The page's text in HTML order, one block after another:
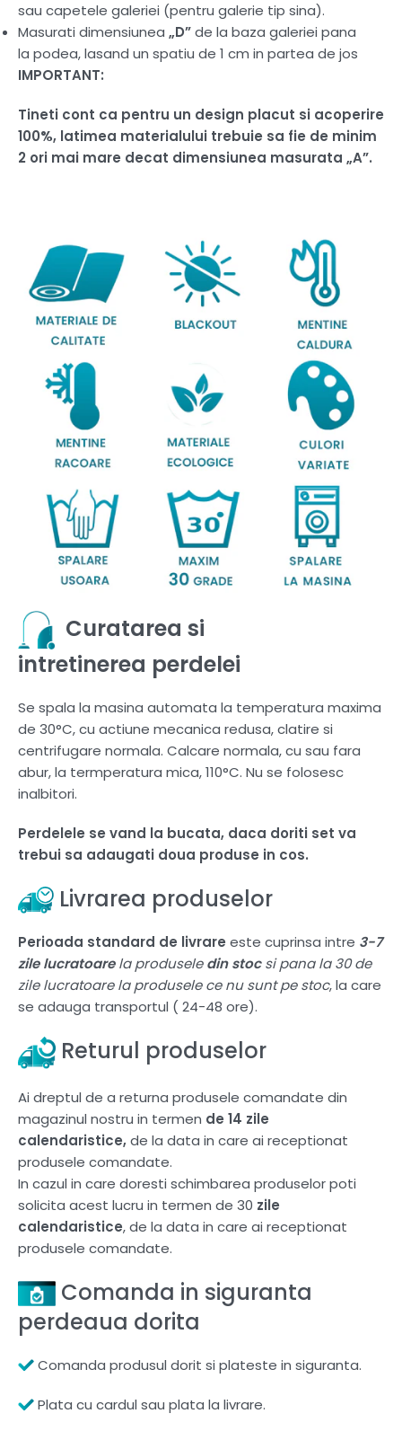
sau capetele galeriei (pentru galerie tip sina).
Masurati dimensiunea „D”de la baza galeriei pana
la podea, lasand un spatiu de 1 cm in partea de jos
IMPORTANT:
Tineti cont ca pentru un design placut si acoperire
100%, latimea materialului trebuie sa fie de minim
2 ori mai mare decat dimensiunea masurata „A”.
Curatarea si
intretinerea perdelei
Se spala la masina automata la temperatura maxima
de 30°C, cu actiune mecanica redusa, clatire si
centrifugare normala. Calcare normala, cu sau fara
abur, la termperatura mica, 110°C. Nu se folosesc
inalbitori.
Perdelele se vand la bucata, daca doriti set va
trebui sa adaugati doua produse in cos.
Livrarea produselor
Perioada standard de livrare este cuprinsa intre 3-7
zile lucratoarela produseledin stocsi pana la 30 de
zile lucratoare la produsele ce nu sunt pe stoc, la care
se adauga transportul ( 24-48 ore).
Returul produselor
Ai dreptul de a returna produsele comandate din
magazinul nostru in termen de 14 zile
calendaristice,de la data in care ai receptionat
produsele comandate.
In cazul in care doresti schimbarea produselor poti
solicita acest lucru in termen de 30 zile
calendaristice, de la data in care ai receptionat
produsele comandate.
Comanda in siguranta
perdeaua dorita
Comanda produsul dorit si plateste in siguranta.
Plata cu cardul sau plata la livrare.